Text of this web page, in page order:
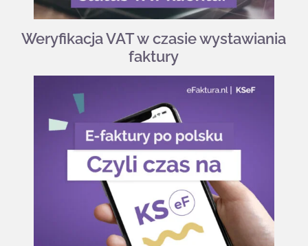
Weryfikacja VAT w czasie wystawiania
faktury